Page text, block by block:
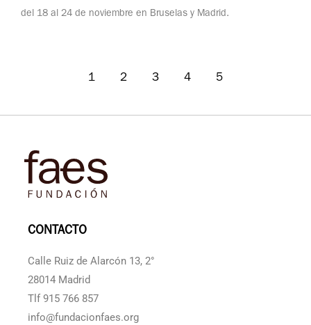
del 18 al 24 de noviembre en Bruselas y Madrid.
1 2 3 4 5
CONTACTO
Calle Ruiz de Alarcón 13, 2°
28014 Madrid
Tlf 915 766 857
info@fundacionfaes.org